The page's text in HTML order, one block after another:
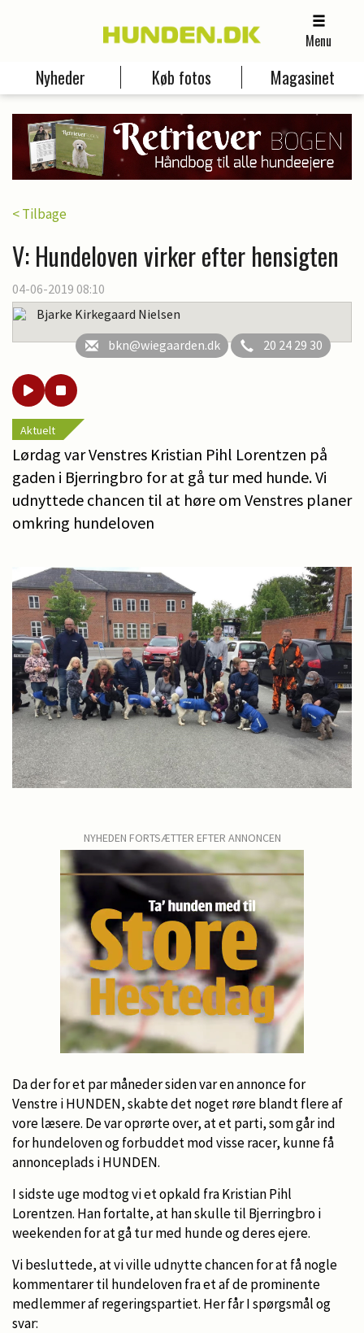
Menu
Nyheder Køb fotos Magasinet
< Tilbage
V: Hundeloven virker efter hensigten
04-06-2019 08:10
Bjarke Kirkegaard Nielsen
bkn@wiegaarden.dk
20 24 29 30
Aktuelt
Lørdag var Venstres Kristian Pihl Lorentzen på
gaden i Bjerringbro for at gå tur med hunde. Vi
udnyttede chancen til at høre om Venstres planer
omkring hundeloven
NYHEDEN FORTSÆTTER EFTER ANNONCEN
Da der for et par måneder siden var en annonce for
Venstre i HUNDEN, skabte det noget røre blandt flere af
vore læsere. De var oprørte over, at et parti, som går ind
for hundeloven og forbuddet mod visse racer, kunne få
annonceplads i HUNDEN.
I sidste uge modtog vi et opkald fra Kristian Pihl
Lorentzen. Han fortalte, at han skulle til Bjerringbro i
weekenden for at gå tur med hunde og deres ejere.
Vi besluttede, at vi ville udnytte chancen for at få nogle
kommentarer til hundeloven fra et af de prominente
medlemmer af regeringspartiet. Her får I spørgsmål og
svar: